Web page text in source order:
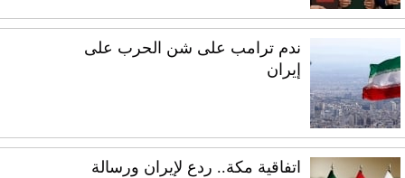
ندم ترامب على شن الحرب على
إيران
اتفاقية مكة.. ردع لإيران ورسالة